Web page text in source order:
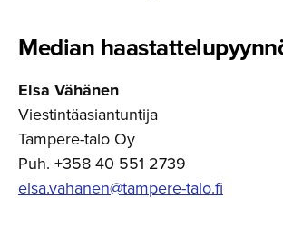
Median
Elsa Vähänen
Viestintäasiantuntija
Tampere-talo Oy
Puh. +358 40 551 2739
elsa.vahanen@tampere-talo.fi